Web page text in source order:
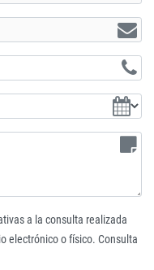
a la consulta realizada
electrónico o físico. Consulta